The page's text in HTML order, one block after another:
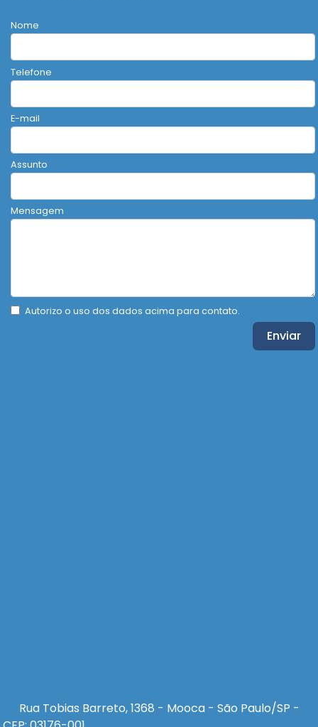
Nome
Telefone
E-mail
Assunto
Mensagem
Autorizo o uso dos dados acima para contato.
Enviar
Rua Tobias Barreto, 1368 - Mooca - São Paulo/SP -